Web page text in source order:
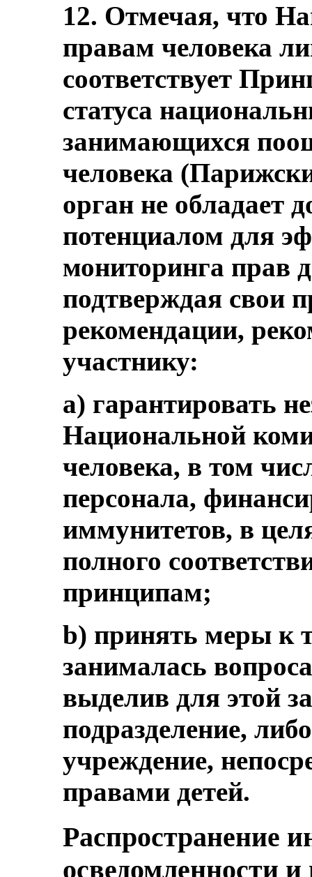
12. Отмечая, что
правам человека
соответствует
статуса
занимающихся
человека
орган не обладает
потенциалом для
мониторинга прав
подтверждая свои
рекомендации,
участнику:
a) гарантировать
Национальной
человека, в том
персонала,
иммунитетов, в
полного
принципам;
b) принять меры к
занималась
выделив для этой
подразделение,
учреждение,
правами детей.
Распространение
осведомленности и